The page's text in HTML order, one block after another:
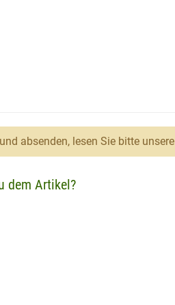
absenden, lesen Sie bitte unsere
dem Artikel?